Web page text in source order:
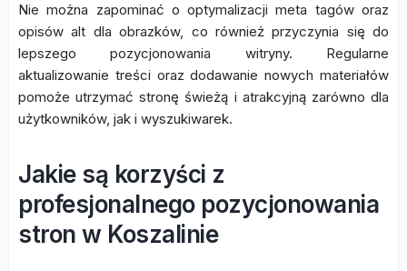
Nie można zapominać o optymalizacji meta tagów oraz
opisów alt dla obrazków, co również przyczynia się do
lepszego pozycjonowania witryny. Regularne
aktualizowanie treści oraz dodawanie nowych materiałów
pomoże utrzymać stronę świeżą i atrakcyjną zarówno dla
użytkowników, jak i wyszukiwarek.
Jakie są korzyści z
profesjonalnego pozycjonowania
stron w Koszalinie